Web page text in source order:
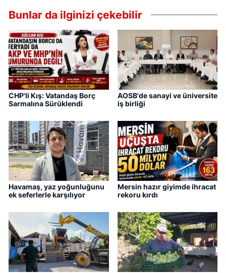
Bunlar da ilginizi çekebilir
CHP'li Kış: Vatandaş Borç
Sarmalına Sürüklendi
AOSB'de sanayi ve üniversite
iş birliği
Havamaş, yaz yoğunluğunu
ek seferlerle karşılıyor
Mersin hazır giyimde ihracat
rekoru kırdı